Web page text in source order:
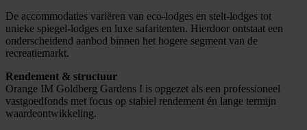
De accommodaties variëren van eco-lodges en stelt-lodges tot
unieke spiegel-lodges en luxe safaritenten. Hierdoor ontstaat een
onderscheidend aanbod binnen het hogere segment van de
recreatiemarkt.
Rendement & structuur
Orange IM Goldberg Gardens I is opgezet als een professioneel
vastgoedfonds met focus op stabiel rendement én lange termijn
waardeontwikkeling.